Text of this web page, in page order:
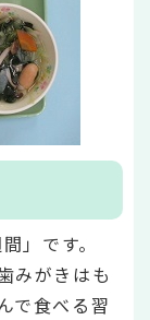
」です。
みがきはも
で食べる習